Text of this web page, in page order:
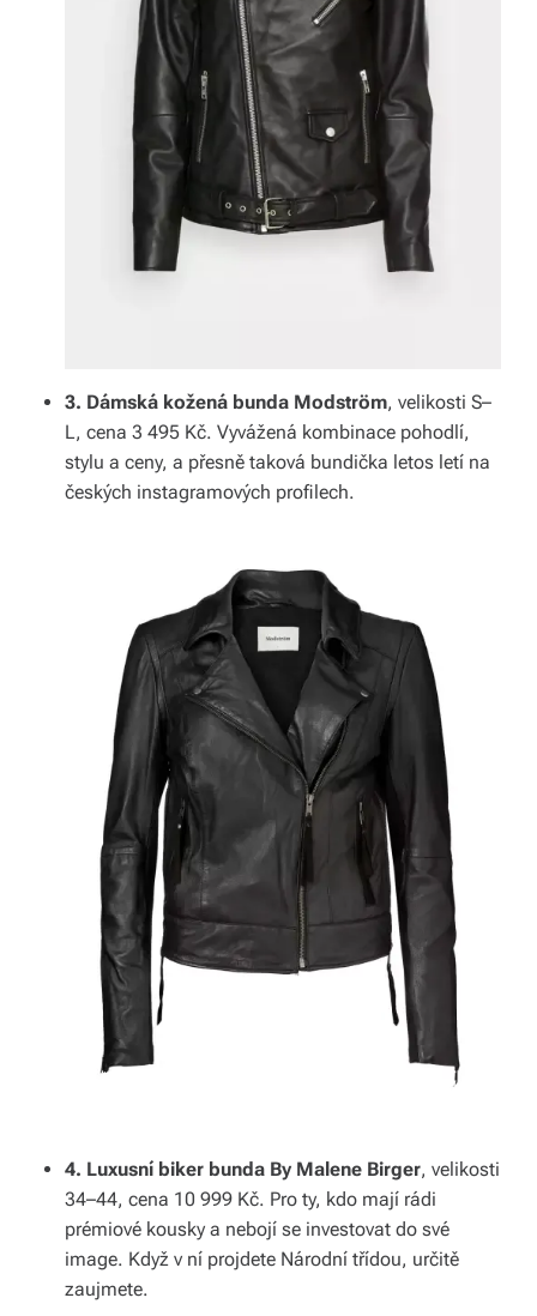
3. Dámská kožená bunda Modström, velikosti S–
L, cena 3 495 Kč. Vyvážená kombinace pohodlí,
stylu a ceny, a přesně taková bundička letos letí na
českých instagramových profilech.
4. Luxusní biker bunda By Malene Birger, velikosti
34–44, cena 10 999 Kč. Pro ty, kdo mají rádi
prémiové kousky a nebojí se investovat do své
image. Když v ní projdete Národní třídou, určitě
zaujmete.